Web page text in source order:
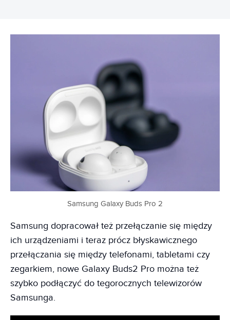
Samsung Galaxy Buds Pro 2
Samsung dopracował też przełączanie się między
ich urządzeniami i teraz prócz błyskawicznego
przełączania się między telefonami, tabletami czy
zegarkiem, nowe Galaxy Buds2 Pro można też
szybko podłączyć do tegorocznych telewizorów
Samsunga.